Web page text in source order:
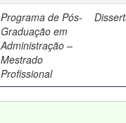
Programa de Pós-
Graduação em
Administração –
Mestrado
Profissional